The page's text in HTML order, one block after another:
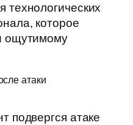
технологических
которое
ощутимому
атаки
подвергся атаке